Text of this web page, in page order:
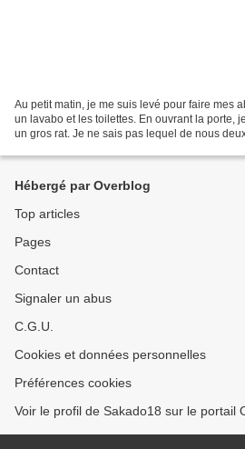
Au petit matin, je me suis levé pour faire mes
un lavabo et les toilettes. En ouvrant la porte,
un gros rat. Je ne sais pas lequel de nous
Hébergé par Overblog
Top articles
Pages
Contact
Signaler un abus
C.G.U.
Cookies et données personnelles
Préférences cookies
Voir le profil de Sakado18 sur le portail